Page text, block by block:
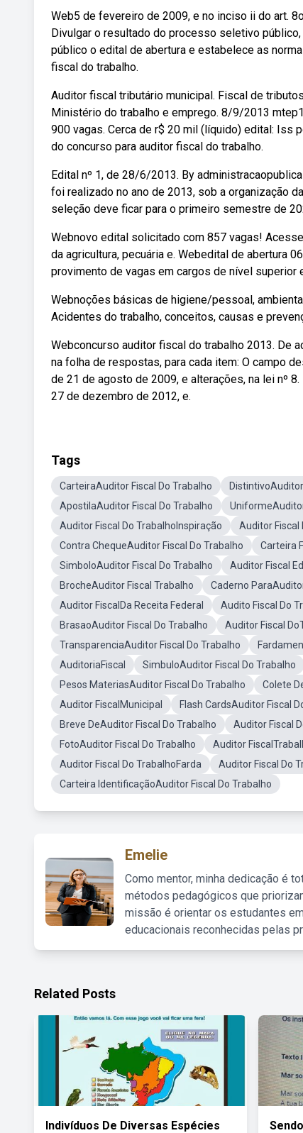
Web5 de fevereiro de 2009, e no inciso ii do art.
Divulgar o resultado do processo seletivo
público o edital de abertura e estabelece as
fiscal do trabalho.
Auditor fiscal tributário municipal. Fiscal de
Ministério do trabalho e emprego. 8/9/2013
900 vagas. Cerca de r$ 20 mil (líquido) edital: Iss
do concurso para auditor fiscal do trabalho.
Edital nº 1, de 28/6/2013. By
foi realizado no ano de 2013, sob a organização
seleção deve ficar para o primeiro semestre de
Webnovo edital solicitado com 857 vagas!
da agricultura, pecuária e. Webedital de abertura
provimento de vagas em cargos de nível superior
Webnoções básicas de higiene/pessoal,
Acidentes do trabalho, conceitos, causas e
Webconcurso auditor fiscal do trabalho 2013. De
na folha de respostas, para cada item: O campo
de 21 de agosto de 2009, e alterações, na lei nº
27 de dezembro de 2012, e.
Tags
CarteiraAuditor Fiscal Do Trabalho
ApostilaAuditor Fiscal Do Trabalho
Auditor Fiscal Do TrabalhoInspiração
Auditor Fiscal
Contra ChequeAuditor Fiscal Do Trabalho
Carteira
SimboloAuditor Fiscal Do Trabalho
Auditor Fiscal
BrocheAuditor Fiscal Trabalho
Caderno
Auditor FiscalDa Receita Federal
Audito Fiscal Do
BrasaoAuditor Fiscal Do Trabalho
Auditor Fiscal
TransparenciaAuditor Fiscal Do Trabalho
AuditoriaFiscal
SimbuloAuditor Fiscal Do Trabalho
Pesos MateriasAuditor Fiscal Do Trabalho
Colete
Auditor FiscalMunicipal
Flash CardsAuditor Fiscal
Breve DeAuditor Fiscal Do Trabalho
Auditor Fiscal
FotoAuditor Fiscal Do Trabalho
Auditor
Auditor Fiscal Do TrabalhoFarda
Auditor Fiscal Do
Carteira IdentificaçãoAuditor Fiscal Do Trabalho
Emelie
Como mentor, minha dedicação é
métodos pedagógicos que
missão é orientar os estudantes
educacionais reconhecidas pelas
Related Posts
Indivíduos De Diversas Espécies